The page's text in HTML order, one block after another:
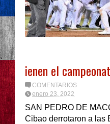
ienen el
COMENTARIOS
enero 23, 2022
SAN PEDRO DE
Cibao derrotaron a las